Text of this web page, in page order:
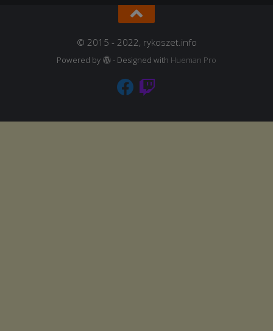
© 2015 - 2022, rykoszet.info
Powered by - Designed with Hueman Pro